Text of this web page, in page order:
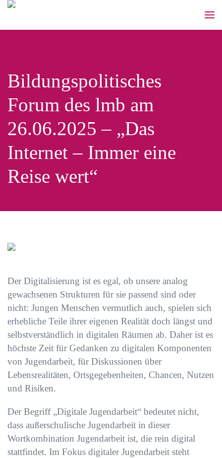
Bildungspolitisches
Forum des lmb am
26.06.2025 – „Das
Internet – Immer eine
Reise wert“
Der Digitalisierung ist es egal, ob unsere analog
gewachsenen Strukturen für sie passend sind oder
nicht: Jungen Menschen vermutlich auch, spielen sich
erhebliche Teile ihrer eigenen Realität doch längst und
selbstverständlich in digitalen Räumen ab. Daher ist es
höchste Zeit für Gedanken zu digitalen Komponenten
von Jugendarbeit, für Diskussionen über
Lebensrealitäten, Ortsgegebenheiten, Chancen, Nutzen
und Risiken.
Der Begriff „Digitale Jugendarbeit“ bedeutet nicht,
dass außerschulische Jugendarbeit in dieser
Wortkombination Jugendarbeit ist, die rein digital
stattfindet. Im Fokus digitaler Jugendarbeit steht